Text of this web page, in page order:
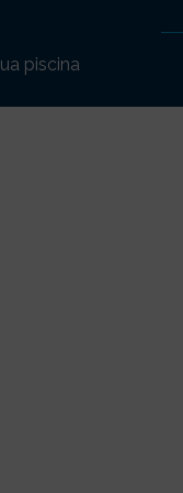
piscina